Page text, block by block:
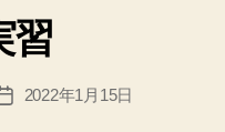
習
投
2022年1月15日